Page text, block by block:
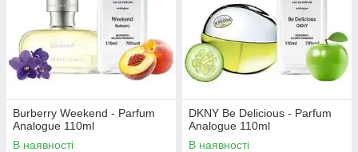
Burberry Weekend - Parfum
Analogue 110ml
В наявності
DKNY Be Delicious - Parfum
Analogue 110ml
В наявності